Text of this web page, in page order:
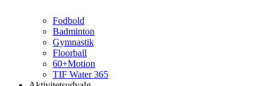
Fodbold
Badminton
Gymnastik
Floorball
60+Motion
TIF Water 365